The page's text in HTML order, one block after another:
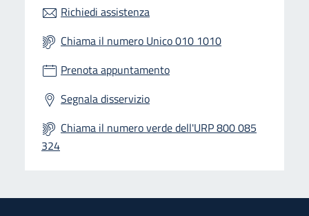
Richiedi assistenza
Chiama il numero Unico 010 1010
Prenota appuntamento
Segnala disservizio
Chiama il numero verde dell'URP 800 085
324